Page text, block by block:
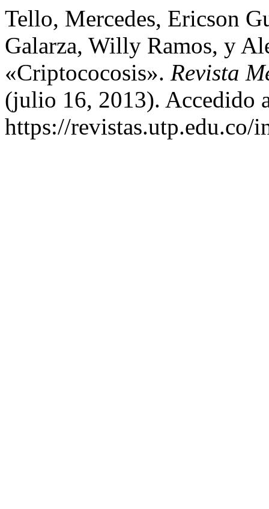
Tello, Mercedes, Ericson
Galarza, Willy Ramos, y
«Criptococosis». Revista
(julio 16, 2013). Accedido
https://revistas.utp.edu.co/